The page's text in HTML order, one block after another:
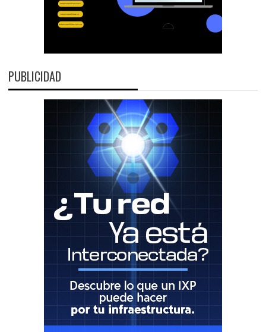
PUBLICIDAD